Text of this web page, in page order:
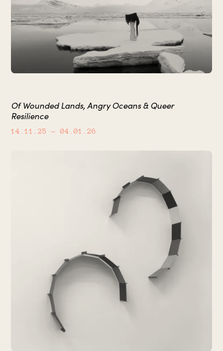
Of Wounded Lands, Angry Oceans & Queer
Resilience
14.11.25 – 04.01.26